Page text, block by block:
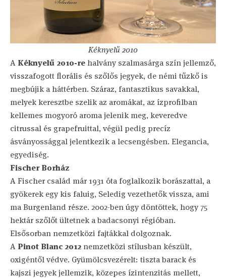
Kéknyelű 2010
A Kéknyelű 2010-re halvány szalmasárga szín jellemző,
visszafogott florális és szőlős jegyek, de némi tűzkő is
megbújik a háttérben. Száraz, fantasztikus savakkal,
melyek keresztbe szelik az aromákat, az ízprofilban
kellemes mogyoró aroma jelenik meg, keveredve
citrussal és grapefruittal, végül pedig precíz
ásványossággal jelentkezik a lecsengésben. Elegancia,
egyediség.
Fischer Borház
A Fischer család már 1931 óta foglalkozik borászattal, a
gyökerek egy kis faluig, Seledig vezethetők vissza, ami
ma Burgenland része. 2002-ben úgy döntöttek, hogy 75
hektár szőlőt ültetnek a badacsonyi régióban.
Elsősorban nemzetközi fajtákkal dolgoznak.
A Pinot Blanc 2012 nemzetközi stílusban készült,
oxigéntől védve. Gyümölcsvezérelt: tiszta barack és
kajszi jegyek jellemzik, közepes ízintenzitás mellett,